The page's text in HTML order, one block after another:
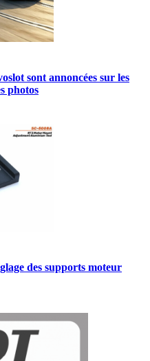
sont annoncées sur les
photos
des supports moteur